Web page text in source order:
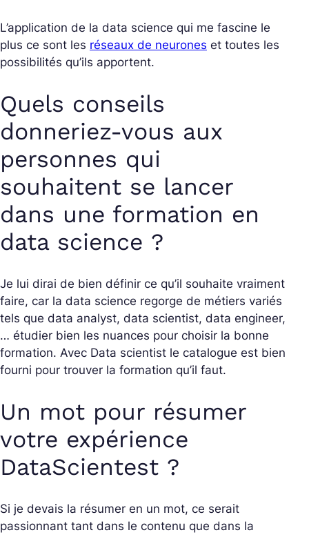
L’application de la data science qui me fascine le
plus ce sont les réseaux de neurones et toutes les
possibilités qu’ils apportent.
Quels conseils
donneriez-vous aux
personnes qui
souhaitent se lancer
dans une formation en
data science ?
Je lui dirai de bien définir ce qu’il souhaite vraiment
faire, car la data science regorge de métiers variés
tels que data analyst, data scientist, data engineer,
… étudier bien les nuances pour choisir la bonne
formation. Avec Data scientist le catalogue est bien
fourni pour trouver la formation qu’il faut.
Un mot pour résumer
votre expérience
DataScientest ?
Si je devais la résumer en un mot, ce serait
passionnant tant dans le contenu que dans la